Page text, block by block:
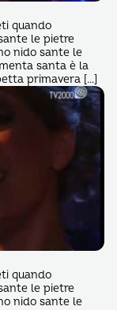
quando
le pietre
nido sante le
santa è la
primavera […]
quando
le pietre
nido sante le